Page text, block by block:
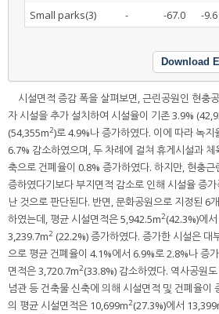
Small parks(3) - -67.0 -9.6
Download
시설면적 증감 폭을 살펴보면, 근린공원인 현충
자 시설을 추가 설치하여 시설율이 기존 3.9%
(54,355m2)로 4.9%나 증가하였다. 이에 따라 녹
6.7% 감소하였으며, 두 차례에 걸쳐 휴게시설과 체
축으로 건폐율이 0.8% 증가하였다. 하지만, 현충
증하였다기보다 부지면적 감소로 인해 시설율 증
난 것으로 판단된다. 반면, 문화공원으로 지정된 6
하였는데, 평균 시설면적은 5,942.5m2(42.3%)에
3,239.7m2 (22.2%) 증가하였다. 증가한 시설은 대
으로 평균 건폐율이 4.1%에서 6.9%로 2.8%나 증
면적은 3,720.7m2(33.8%) 감소하였다. 역사공원
념관 등 건축물 신축에 의해 시설면적 및 건폐율이
의 평균 시설면적은 10,699m2(27.3%)에서